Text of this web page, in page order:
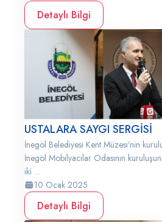
Detaylı Bilgi
USTALARA SAYGI SERGİSİ
İnegöl Belediyesi Kent Müzesi’nin
İnegöl Mobilyacılar Odasının
iki ...
10 Ocak 2025
Detaylı Bilgi